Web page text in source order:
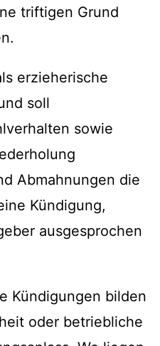
triftigen Grund
erzieherische
soll
sowie
Abmahnungen die
Kündigung,
ausgesprochen
Kündigungen bilden
oder betriebliche